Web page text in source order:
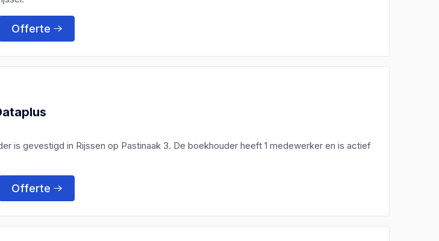
Offerte
is gevestigd in Rijssen op Pastinaak 3. De boekhouder heeft 1 medewerker en is actief
Offerte